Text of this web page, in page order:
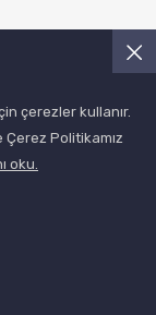
çerezler kullanır.
Politikamız
oku.